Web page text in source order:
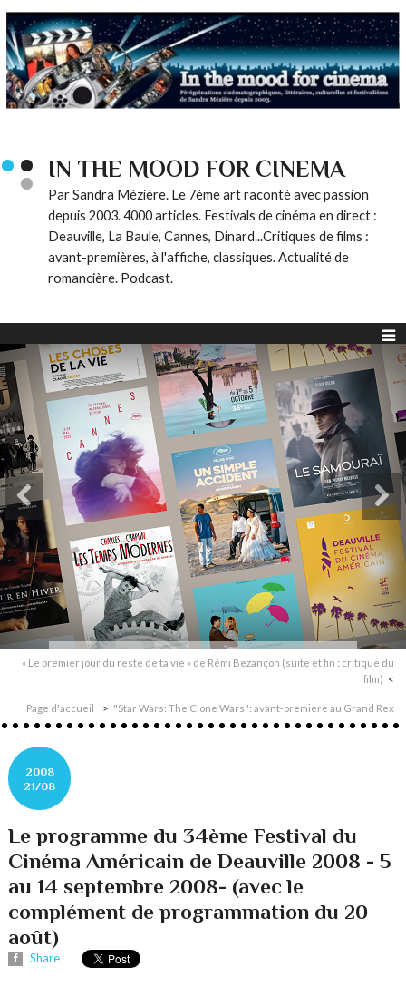
IN THE MOOD FOR CINEMA
Par Sandra Mézière. Le 7ème art raconté avec passion
depuis 2003. 4000 articles. Festivals de cinéma en direct :
Deauville, La Baule, Cannes, Dinard...Critiques de films :
avant-premières, à l'affiche, classiques. Actualité de
romancière. Podcast.
« Le premier jour du reste de ta vie » de Rémi Bezançon (suite et fin : critique du
film)
Page d'accueil "Star Wars: The Clone Wars": avant-première au Grand Rex
2008
21/08
Le programme du 34ème Festival du
Cinéma Américain de Deauville 2008 - 5
au 14 septembre 2008- (avec le
complément de programmation du 20
août)
Share